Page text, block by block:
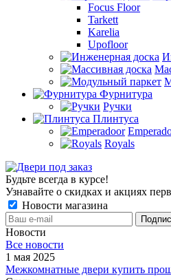
Focus Floor
Tarkett
Karelia
Upofloor
Фурнитура
Ручки
Плинтуса
Royals
Будьте всегда в курсе!
Узнавайте о скидках и акциях
Новости магазина
Новости
Все новости
1 мая 2025
Межкомнатные двери купить